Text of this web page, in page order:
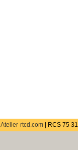
Atelier-rtcd.com| RCS 75